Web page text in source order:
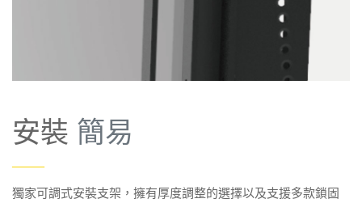
安裝 簡易
——
獨家可調式安裝支架，擁有厚度調整的選擇以及支援多款鎖固